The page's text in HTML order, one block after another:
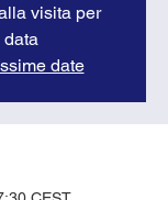
visita per
date